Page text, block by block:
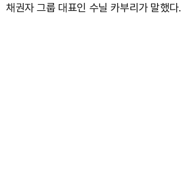
채권자 그룹 대표인 수닐 카부리가 말했다.